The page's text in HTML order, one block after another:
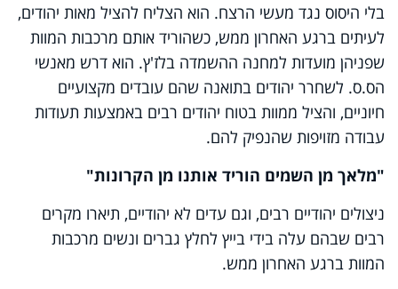
בלי היסוס נגד מעשי הרצח. הוא הצליח להציל מאות יהודים,
לעיתים ברגע האחרון ממש, כשהוריד אותם מרכבות המוות
שפניהן מועדות למחנה ההשמדה בלז'ץ. הוא דרש מאנשי
הס.ס. לשחרר יהודים בתואנה שהם עובדים מקצועיים
חיוניים, והציל ממוות בטוח יהודים רבים באמצעות תעודות
עבודה מזויפות שהנפיק להם.
"מלאך מן השמים הוריד אותנו מן הקרונות"
ניצולים יהודיים רבים, וגם עדים לא יהודיים, תיארו מקרים
רבים שבהם עלה בידי בייץ לחלץ גברים ונשים מרכבות
המוות ברגע האחרון ממש.